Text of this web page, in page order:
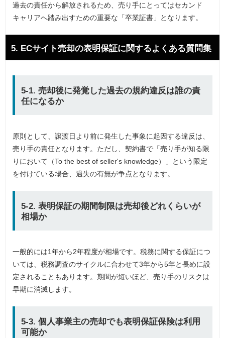
過去の責任から解放されるため、売り手にとってはセカンド
キャリアへ踏み出すための重要な「卒業証書」となります。
5. ECサイト売却の表明保証に関するよくある質問集
5-1. 売却後に発覚した過去の規約違反は誰の責
任になるか
原則として、譲渡日より前に発生した事象に起因する違反は、
売り手の責任となります。ただし、契約書で「売り手が知る限
りにおいて（To the best of seller's knowledge）」という限定
を付けている場合、過失の有無が争点となります。
5-2. 表明保証の期間制限は売却後どれくらいが
相場か
一般的には1年から2年程度が相場です。税務に関する保証につ
いては、税務調査のサイクルに合わせて3年から5年と長めに設
定されることもあります。期間が短いほど、売り手のリスクは
早期に消滅します。
5-3. 個人事業主の売却でも表明保証保険は利用
可能か